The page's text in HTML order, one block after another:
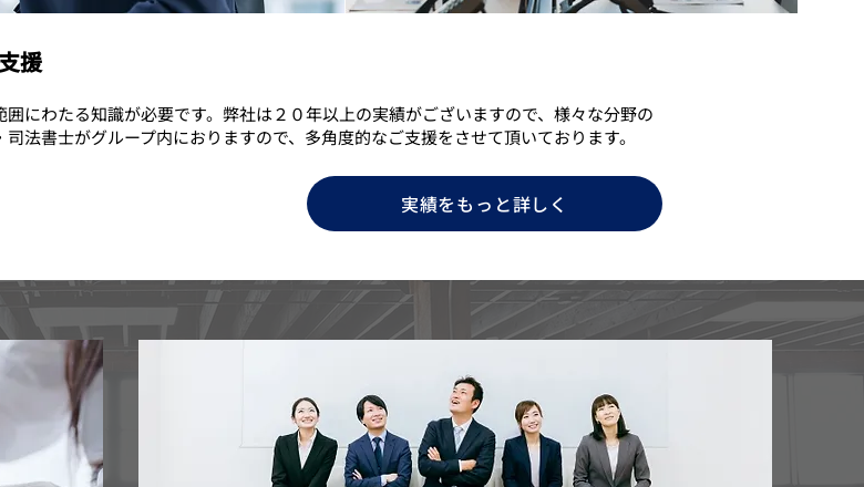
援
にわたる知識が必要です。弊社は２０年以上の実績がございますので、様々な分野の
法書士がグループ内におりますので、多角度的なご支援をさせて頂いております。
実績をもっと詳しく